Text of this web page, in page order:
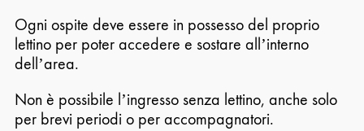
Ogni ospite deve essere in possesso del proprio
lettino per poter accedere e sostare all’interno
dell’area.
Non è possibile l’ingresso senza lettino, anche solo
per brevi periodi o per accompagnatori.